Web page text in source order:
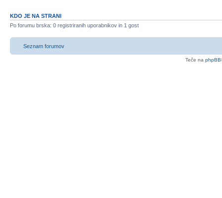
KDO JE NA STRANI
Po forumu brska: 0 registriranih uporabnikov in 1 gost
Seznam forumov
Teče na phpBB